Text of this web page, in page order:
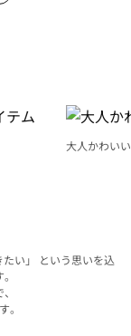
大人かわい
たい」 という思いを込
。